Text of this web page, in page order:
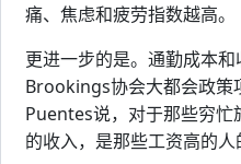
痛、焦虑和疲劳指数越高。
更进一步的是。通勤成本
Brookings协会大都会政策
Puentes说，对于那些穷忙
的收入，是那些工资高的人